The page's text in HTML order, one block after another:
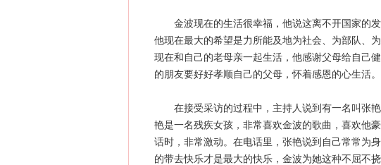
金波现在的生活很幸福，他说这离不开国家的发
他现在最大的希望是力所能及地为社会、为部队、
现在和自己的老母亲一起生活，他感谢父母给自己
的朋友要好好孝顺自己的父母，怀着感恩的心生活。
在接受采访的过程中，主持人说到有一名叫张艳
艳是一名残疾女孩，非常喜欢金波的歌曲，喜欢他
话时，非常激动。在电话里，张艳说到自己常常为
的带去快乐才是最大的快乐，金波为她这种不屈不